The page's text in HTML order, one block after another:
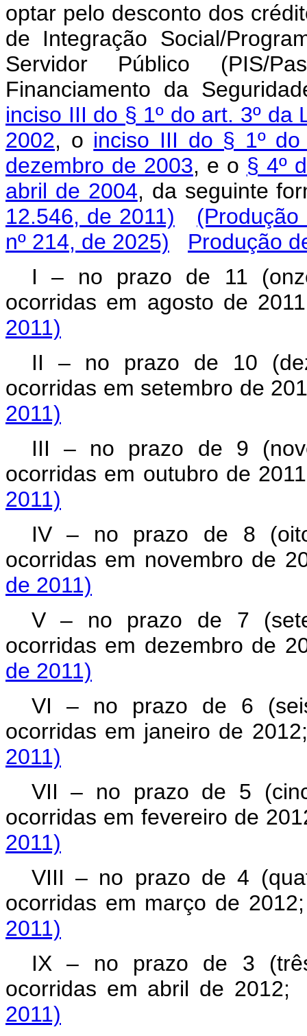
optar pelo desconto dos
de Integração Social/
Servidor Público (PIS/
Financiamento da
inciso III do § 1º do art. 3º
2002, o inciso III do § 1º
dezembro de 2003, e o § 4º
abril de 2004, da
12.546, de 2011)
nº 214, de 2025)
Produção
I – no prazo de 11
ocorridas em agosto de
2011)
II – no prazo de 10
ocorridas em setembro de
2011)
III – no prazo de 9
ocorridas em outubro de
2011)
IV – no prazo de 8
ocorridas em novembro de
de 2011)
V – no prazo de 7
ocorridas em dezembro de
de 2011)
VI – no prazo de 6
ocorridas em janeiro de
2011)
VII – no prazo de 5
ocorridas em fevereiro de
2011)
VIII – no prazo de 4
ocorridas em março de
2011)
IX – no prazo de 3
ocorridas em abril de
2011)